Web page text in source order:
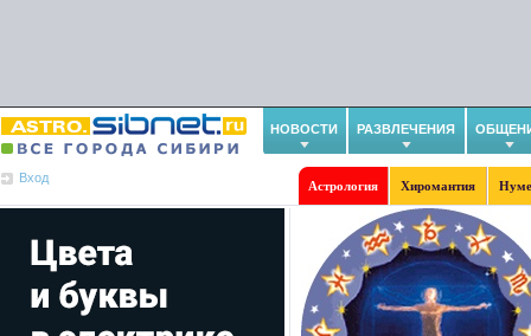
НОВОСТИ РАЗВЛЕЧЕНИЯ
Вход
Астрология Хиромантия